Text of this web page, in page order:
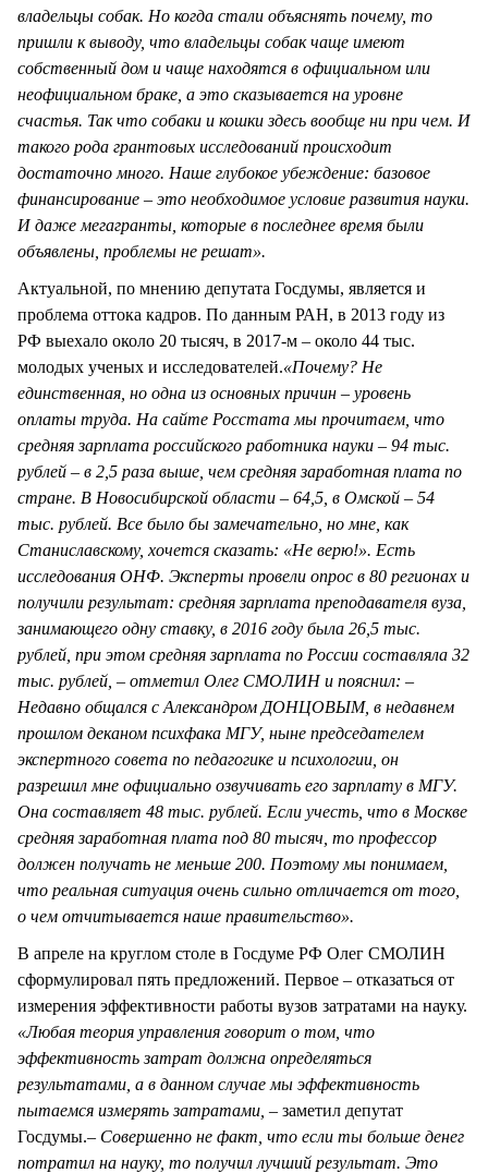
владельцы собак. Но когда стали объяснять почему, то
пришли к выводу, что владельцы собак чаще имеют
собственный дом и чаще находятся в официальном или
неофициальном браке, а это сказывается на уровне
счастья. Так что собаки и кошки здесь вообще ни при чем. И
такого рода грантовых исследований происходит
достаточно много. Наше глубокое убеждение: базовое
финансирование – это необходимое условие развития науки.
И даже мегагранты, которые в последнее время были
объявлены, проблемы не решат».
Актуальной, по мнению депутата Госдумы, является и
проблема оттока кадров. По данным РАН, в 2013 году из
РФ выехало около 20 тысяч, в 2017-м – около 44 тыс.
молодых ученых и исследователей.«Почему? Не
единственная, но одна из основных причин – уровень
оплаты труда. На сайте Росстата мы прочитаем, что
средняя зарплата российского работника науки – 94 тыс.
рублей – в 2,5 раза выше, чем средняя заработная плата по
стране. В Новосибирской области – 64,5, в Омской – 54
тыс. рублей. Все было бы замечательно, но мне, как
Станиславскому, хочется сказать: «Не верю!». Есть
исследования ОНФ. Эксперты провели опрос в 80 регионах и
получили результат: средняя зарплата преподавателя вуза,
занимающего одну ставку, в 2016 году была 26,5 тыс.
рублей, при этом средняя зарплата по России составляла 32
тыс. рублей, – отметил Олег СМОЛИН и пояснил: –
Недавно общался с Александром ДОНЦОВЫМ, в недавнем
прошлом деканом психфака МГУ, ныне председателем
экспертного совета по педагогике и психологии, он
разрешил мне официально озвучивать его зарплату в МГУ.
Она составляет 48 тыс. рублей. Если учесть, что в Москве
средняя заработная плата под 80 тысяч, то профессор
должен получать не меньше 200. Поэтому мы понимаем,
что реальная ситуация очень сильно отличается от того,
о чем отчитывается наше правительство».
В апреле на круглом столе в Госдуме РФ Олег СМОЛИН
сформулировал пять предложений. Первое – отказаться от
измерения эффективности работы вузов затратами на науку.
«Любая теория управления говорит о том, что
эффективность затрат должна определяться
результатами, а в данном случае мы эффективность
пытаемся измерять затратами, – заметил депутат
Госдумы.– Совершенно не факт, что если ты больше денег
потратил на науку, то получил лучший результат. Это